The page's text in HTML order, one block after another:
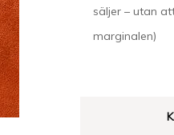
säljer – utan
marginalen)